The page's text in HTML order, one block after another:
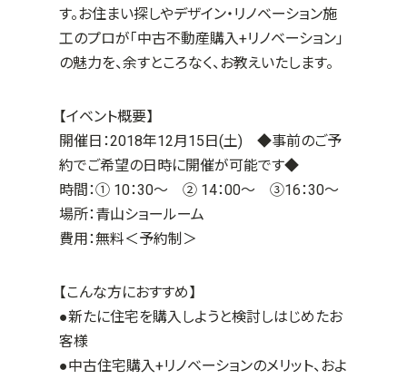
す。お住まい探しやデザイン・リノベーション施
工のプロが「中古不動産購入+リノベーション」
の魅力を、余すところなく、お教えいたします。
【イベント概要】
開催日：2018年12月15日(土) ◆事前のご予
約でご希望の日時に開催が可能です◆
時間：① 10：30～ ② 14：00～ ③16：30～
場所：青山ショールーム
費用：無料＜予約制＞
【こんな方におすすめ】
●新たに住宅を購入しようと検討しはじめたお
客様
●中古住宅購入+リノベーションのメリット、およ